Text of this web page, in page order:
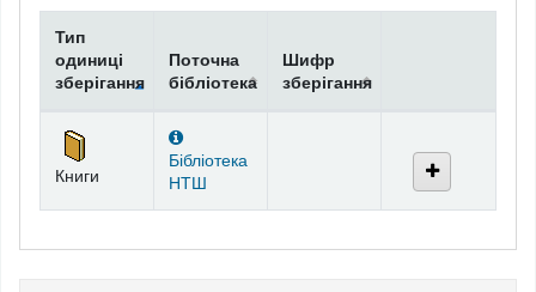
Фонди
Тип
одиниці
зберігання
Поточна
бібліотека
Шифр
зберігання
Книги
Бібліотека
НТШ